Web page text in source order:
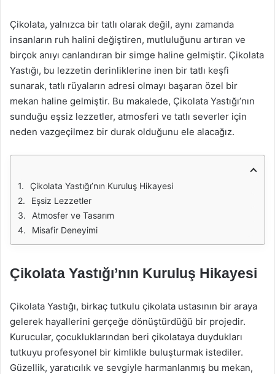
Çikolata, yalnızca bir tatlı olarak değil, aynı zamanda
insanların ruh halini değiştiren, mutluluğunu artıran ve
birçok anıyı canlandıran bir simge haline gelmiştir. Çikolata
Yastığı, bu lezzetin derinliklerine inen bir tatlı keşfi
sunarak, tatlı rüyaların adresi olmayı başaran özel bir
mekan haline gelmiştir. Bu makalede, Çikolata Yastığı’nın
sunduğu eşsiz lezzetler, atmosferi ve tatlı severler için
neden vazgeçilmez bir durak olduğunu ele alacağız.
Çikolata Yastığı’nın Kuruluş Hikayesi
Eşsiz Lezzetler
Atmosfer ve Tasarım
Misafir Deneyimi
Çikolata Yastığı’nın Kuruluş Hikayesi
Çikolata Yastığı, birkaç tutkulu çikolata ustasının bir araya
gelerek hayallerini gerçeğe dönüştürdüğü bir projedir.
Kurucular, çocukluklarından beri çikolataya duydukları
tutkuyu profesyonel bir kimlikle buluşturmak istediler.
Güzellik, yaratıcılık ve sevgiyle harmanlanmış bu mekan,